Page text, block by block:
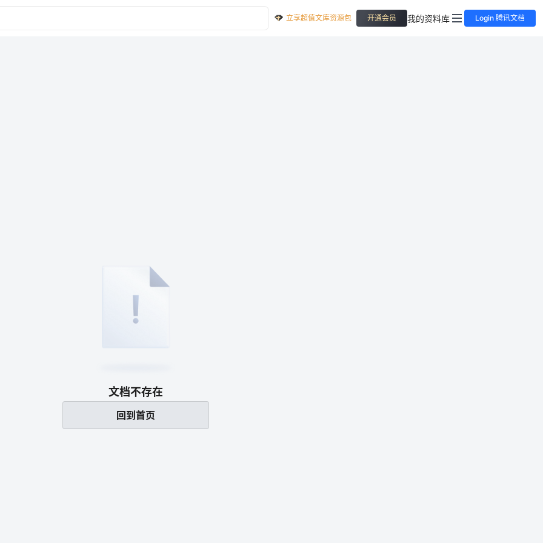
立享超值文库资源包 开通会员 我的资料库 Login 腾讯文档
文档不存在
回到首页